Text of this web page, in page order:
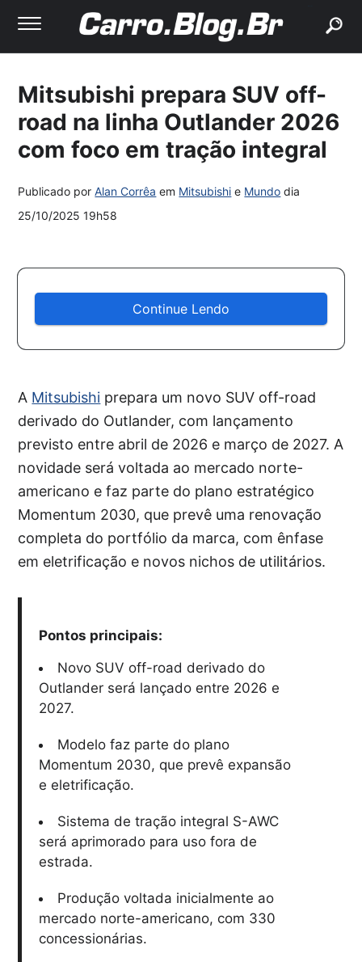
Mitsubishi prepara SUV off-
road na linha Outlander 2026
com foco em tração integral
Publicado porAlan Corrêa em Mitsubishi e Mundo dia
25/10/2025 19h58
Continue Lendo
A Mitsubishi prepara um novo SUV off-road
derivado do Outlander, com lançamento
previsto entre abril de 2026 e março de 2027. A
novidade será voltada ao mercado norte-
americano e faz parte do plano estratégico
Momentum 2030, que prevê uma renovação
completa do portfólio da marca, com ênfase
em eletrificação e novos nichos de utilitários.
Pontos principais:
Novo SUV off-road derivado do
Outlander será lançado entre 2026 e
2027.
Modelo faz parte do plano
Momentum 2030, que prevê expansão
e eletrificação.
Sistema de tração integral S-AWC
será aprimorado para uso fora de
estrada.
Produção voltada inicialmente ao
mercado norte-americano, com 330
concessionárias.